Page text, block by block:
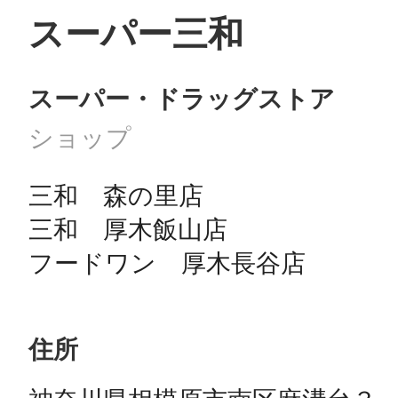
スーパー三和
スーパー・ドラッグストア
ショップ
三和　森の里店
三和　厚木飯山店
住所